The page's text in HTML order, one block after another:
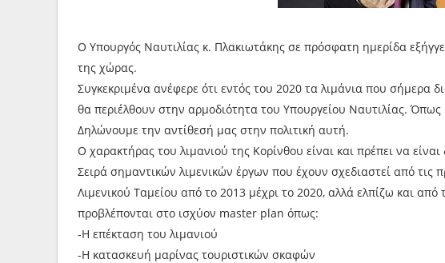
Ο Υπουργός Ναυτιλίας κ. Πλακιωτάκης σε πρόσφατη ημερίδα
της χώρας.
Συγκεκριμένα ανέφερε ότι εντός του 2020 τα λιμάνια που σήμερα
θα περιέλθουν στην αρμοδιότητα του Υπουργείου Ναυτιλίας.
Δηλώνουμε την αντίθεσή μας στην πολιτική αυτή.
Ο χαρακτήρας του λιμανιού της Κορίνθου είναι και πρέπει να είναι
Σειρά σημαντικών λιμενικών έργων που έχουν σχεδιαστεί από τις
Λιμενικού Ταμείου από το 2013 μέχρι το 2020, αλλά ελπίζω και
προβλέπονται στο ισχύον master plan όπως:
-Η επέκταση του λιμανιού
-Η κατασκευή μαρίνας τουριστικών σκαφών